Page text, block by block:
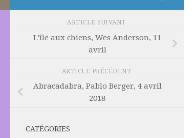
ARTICLE SUIVANT
L’île aux chiens, Wes Anderson, 11
avril
ARTICLE PRÉCÉDENT
Abracadabra, Pablo Berger, 4 avril
2018
CATÉGORIES